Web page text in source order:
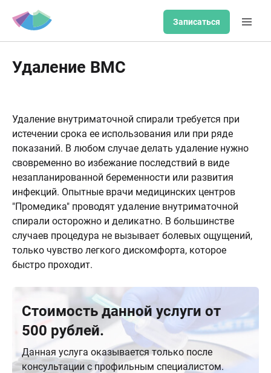
Записаться
Удаление ВМС
Удаление внутриматочной спирали требуется при
истечении срока ее использования или при ряде
показаний. В любом случае делать удаление нужно
свовременно во избежание последствий в виде
незапланированной беременности или развития
инфекций. Опытные врачи медицинских центров
"Промедика" проводят удаление внутриматочной
спирали осторожно и деликатно. В большинстве
случаев процедура не вызывает болевых ощущений,
только чувство легкого дискомфорта, которое
быстро проходит.
Стоимость данной услуги от
500 рублей.
Данная услуга оказывается только после
консультации с профильным специалистом.